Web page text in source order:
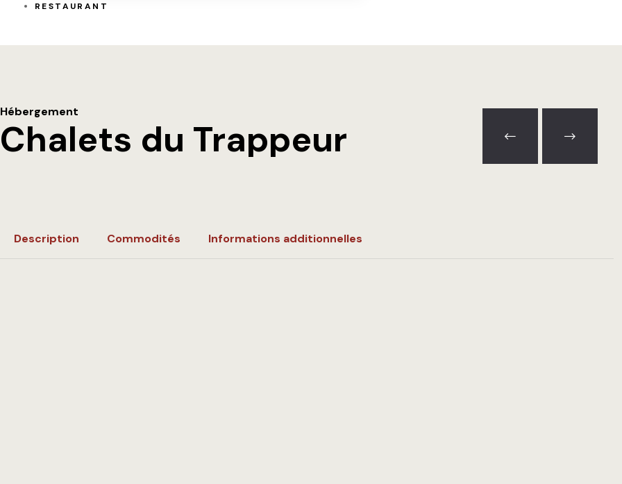
RESTAURANT
Hébergement
Chalets du Trappeur
Description Commodités Informations additionnelles